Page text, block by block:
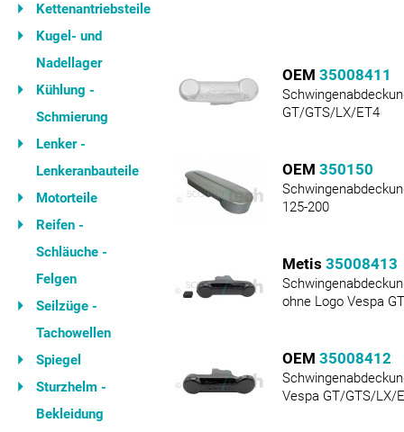
Kettenantriebsteile
Kugel- und
Nadellager
Kühlung -
Schmierung
Lenker -
Lenkeranbauteile
Motorteile
Reifen -
Schläuche -
Felgen
Seilzüge -
Tachowellen
Spiegel
Sturzhelm -
Bekleidung
OEM 35008411
GT/GTS/LX/ET4
OEM 350150
125-200
Metis 35008413
ohne Logo Vespa
OEM 35008412
Vespa GT/GTS/LX/